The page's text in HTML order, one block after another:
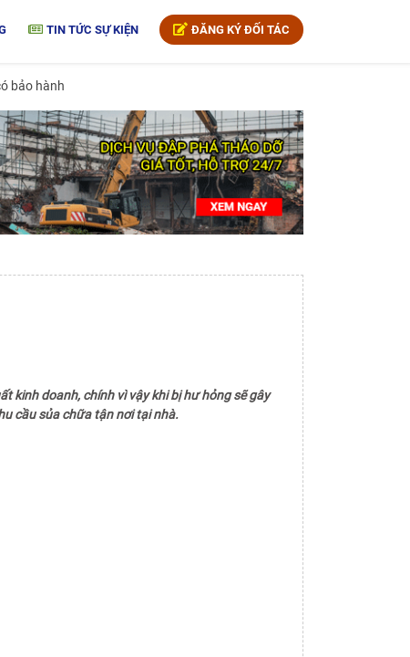
TIN TỨC SỰ KIỆN ĐĂNG KÝ ĐỐI TÁC
bảo hành
kinh doanh, chính vì vậy khi bị hư hỏng sẽ gây
cầu sủa chữa tận nơi tại nhà.